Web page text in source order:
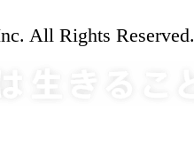
All Rights Reserved.